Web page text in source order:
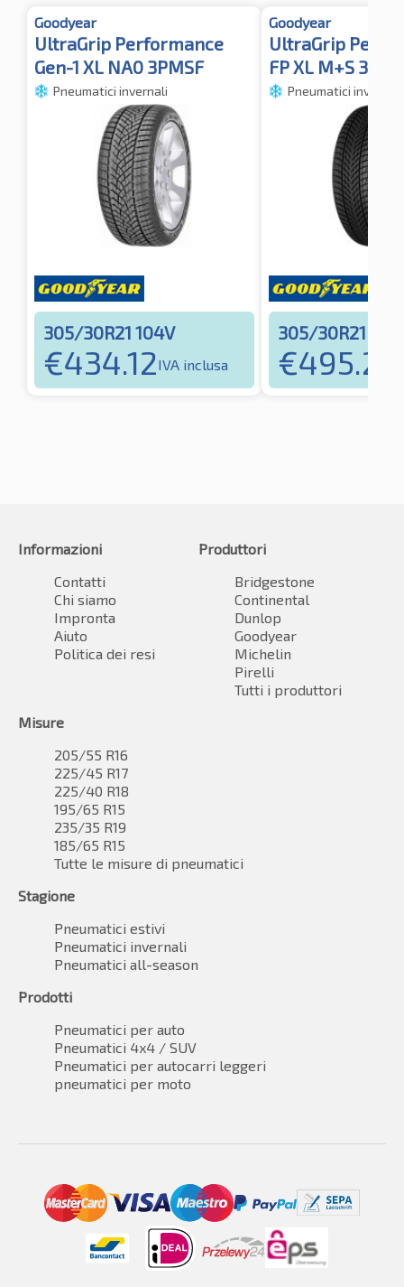
Goodyear
UltraGrip Performance
Gen-1 XL NA0 3PMSF
Pneumatici invernali
305/30R21 104V
€434.12IVA inclusa
Goodyear
UltraGrip
FP XL M+S
Pneumatici invernali
305/30R21
€495.27
Informazioni
Contatti
Chi siamo
Impronta
Aiuto
Politica dei resi
Produttori
Bridgestone
Continental
Dunlop
Goodyear
Michelin
Pirelli
Tutti i produttori
Misure
205/55 R16
225/45 R17
225/40 R18
195/65 R15
235/35 R19
185/65 R15
Tutte le misure di pneumatici
Stagione
Pneumatici estivi
Pneumatici invernali
Pneumatici all-season
Prodotti
Pneumatici per auto
Pneumatici 4x4 / SUV
Pneumatici per autocarri leggeri
pneumatici per moto